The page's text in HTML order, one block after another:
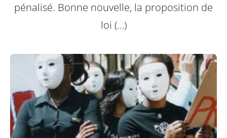
pénalisé. Bonne nouvelle, la proposition de
loi (…)